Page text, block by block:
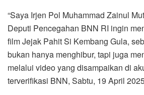
“Saya Irjen Pol Muhammad Zainul
Deputi Pencegahan BNN RI ingin
film Jejak Pahit Si Kembang Gula,
bukan hanya menghibur, tapi juga
melalui video yang disampaikan di
terverifikasi BNN, Sabtu, 19 April